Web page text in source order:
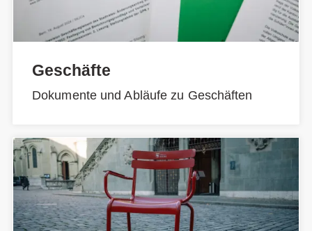
Geschäfte
Dokumente und Abläufe zu Geschäften